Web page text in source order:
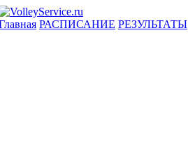
РАСПИСАНИЕ РЕЗУЛЬТАТЫ